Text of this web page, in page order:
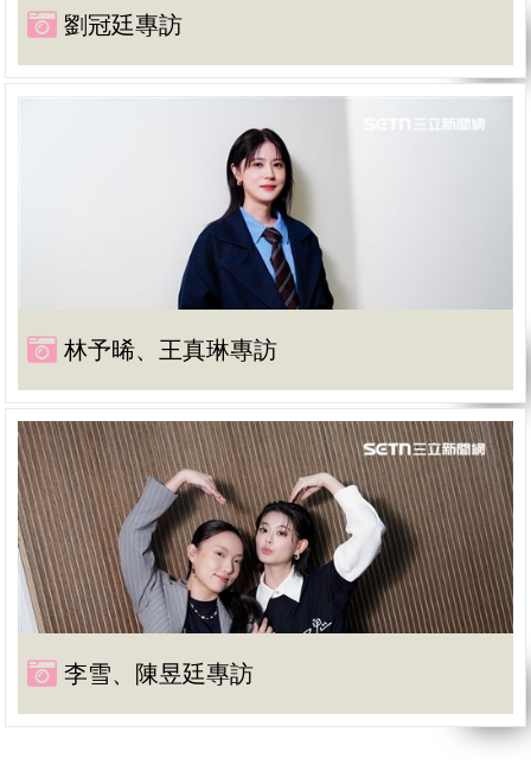
劉冠廷專訪
林予晞、王真琳專訪
李雪、陳昱廷專訪